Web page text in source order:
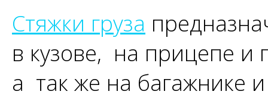
Стяжки груза
в кузове, на прицепе и
а так же на багажнике